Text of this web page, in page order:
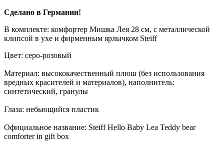
Сделано в Германии!
В комплекте: комфортер Мишка Лея 28 см, с металлической
клипсой в ухе и фирменным ярлычком Steiff
Цвет: серо-розовый
Материал: высококачественный плюш (без использования
вредных красителей и материалов), наполнитель:
синтетический, гранулы
Глаза: небьющийся пластик
Официальное название: Steiff Hello Baby Lea Teddy bear
comforter in gift box